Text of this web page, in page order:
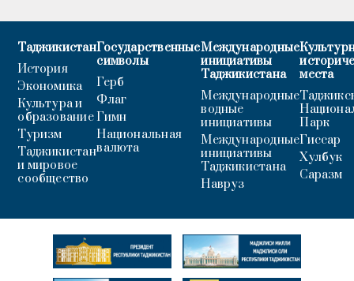
Таджикистан
История
Экономика
Культура и
образование
Туризм
Таджикистан
и мировое
сообщество
Государственные
символы
Герб
Флаг
Гимн
Национальная
валюта
Международные
инициативы
Таджикистана
Международные
водные
инициативы
Международные
инициативы
Таджикистана
Навруз
места
Парк
Гиссар
Хулбук
Саразм